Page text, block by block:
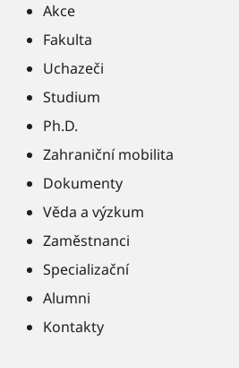
Akce
Fakulta
Uchazeči
Studium
Ph.D.
Zahraniční mobilita
Dokumenty
Věda a výzkum
Zaměstnanci
Specializační
Alumni
Kontakty